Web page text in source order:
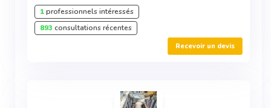
1professionnels intéressés
893 consultations récentes
Recevoir un devis